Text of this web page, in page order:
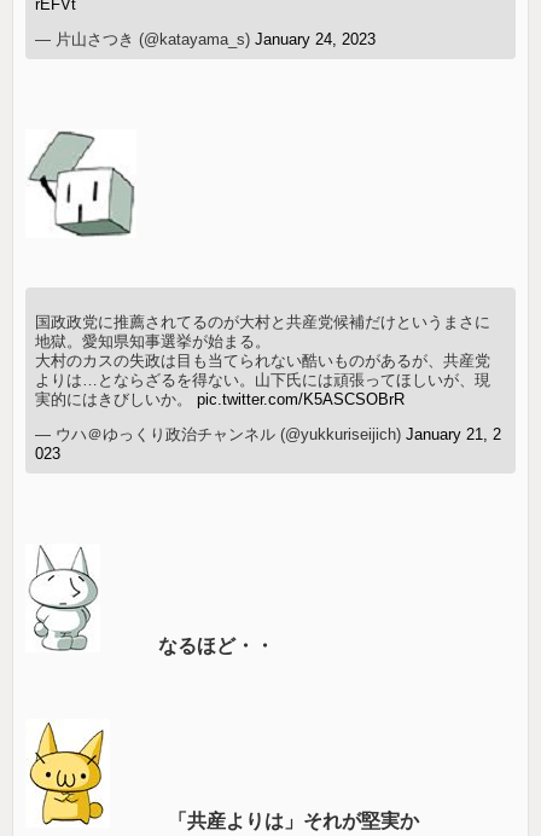
rEFVt
— 片山さつき (@katayama_s)January 24, 2023
国政政党に推薦されてるのが大村と共産党候補だけというまさに
地獄。愛知県知事選挙が始まる。
大村のカスの失政は目も当てられない酷いものがあるが、共産党
よりは…とならざるを得ない。山下氏には頑張ってほしいが、現
実的にはきびしいか。pic.twitter.com/K5ASCSOBrR
— ウハ＠ゆっくり政治チャンネル (@yukkuriseijich)January 21, 2
023
なるほど・・
「共産よりは」それが堅実か